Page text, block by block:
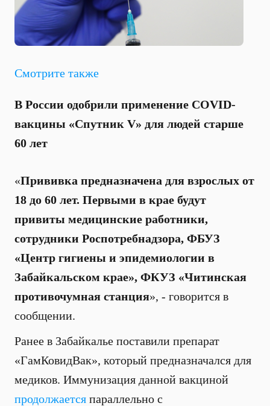
Смотрите также
В России одобрили применение COVID-
вакцины «Спутник V» для людей старше
60 лет
«Прививка предназначена для взрослых от
18 до 60 лет. Первыми в крае будут
привиты медицинские работники,
сотрудники Роспотребнадзора, ФБУЗ
«Центр гигиены и эпидемиологии в
Забайкальском крае», ФКУЗ «Читинская
противочумная станция», - говорится в
сообщении.
Ранее в Забайкалье поставили препарат
«ГамКовидВак», который предназначался для
медиков. Иммунизация данной вакциной
продолжается параллельно с